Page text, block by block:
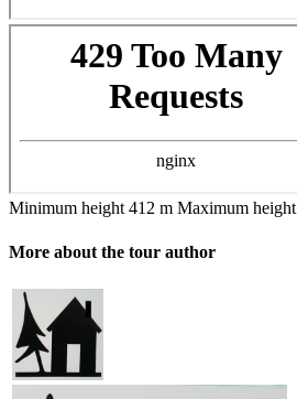
Minimum height 412 m Maximum height
More about the tour author